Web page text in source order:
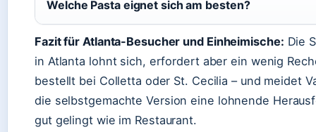
Welche Pasta eignet sich am besten?
Fazit für Atlanta-Besucher und Einheimische: Die
in Atlanta lohnt sich, erfordert aber ein wenig
bestellt bei Colletta oder St. Cecilia – und meidet
die selbstgemachte Version eine lohnende
gut gelingt wie im Restaurant.